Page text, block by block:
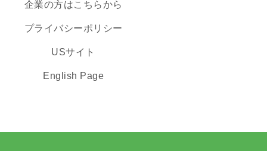
企業の方はこちらから
プライバシーポリシー
USサイト
English Page